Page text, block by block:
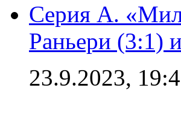
Серия А.
Раньери (3:1)
23.9.2023,